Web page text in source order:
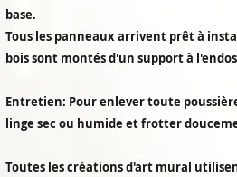
base.
Tous les panneaux arrivent prêt à
bois sont montés d'un support à
Entretien: Pour enlever toute
linge sec ou humide et frotter
Toutes les créations d'art mural